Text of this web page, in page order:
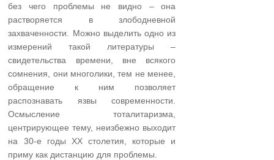
без чего проблемы не видно – она
растворяется в злободневной
захваченности. Можно выделить одно из
измерений такой литературы –
свидетельства времени, вне всякого
сомнения, они многолики, тем не менее,
обращение к ним позволяет
распознавать язвы современности.
Осмысление тоталитаризма,
центрирующее тему, неизбежно выходит
на 30-е годы ХХ столетия, которые и
приму как дистанцию для проблемы.